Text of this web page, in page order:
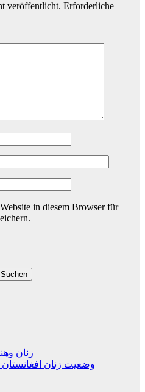
veröffentlicht. Erforderliche
in diesem Browser für
Suchen
زنان
وضعیت زنان